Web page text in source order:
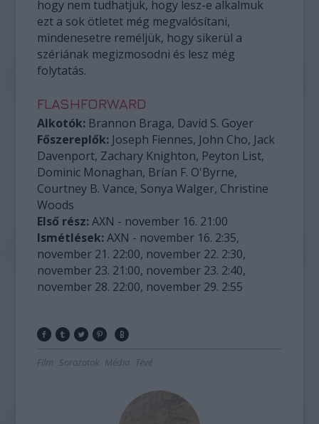
hogy nem tudhatjuk, hogy lesz-e alkalmuk
ezt a sok ötletet még megvalósítani,
mindenesetre reméljük, hogy sikerül a
szériának megizmosodni és lesz még
folytatás.
FLASHFORWARD
Alkotók: Brannon Braga, David S. Goyer
Főszereplők: Joseph Fiennes, John Cho, Jack
Davenport, Zachary Knighton, Peyton List,
Dominic Monaghan, Brían F. O'Byrne,
Courtney B. Vance, Sonya Walger, Christine
Woods
Első rész:AXN - november 16. 21:00
Ismétlések:AXN - november 16. 2:35,
november 21. 22:00, november 22. 2:30,
november 23. 21:00, november 23. 2:40,
november 28. 22:00, november 29. 2:55
Film Sorozatok Média Tévé